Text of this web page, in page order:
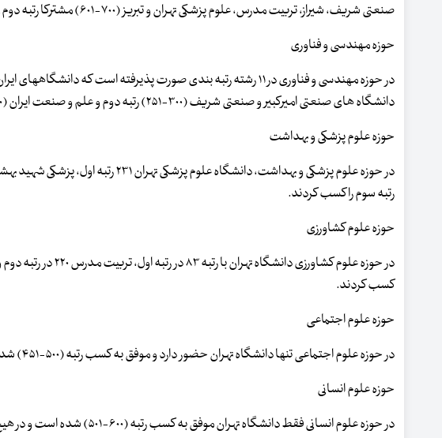
صنعتی شریف، شیراز، تربیت مدرس، علوم پزشکی تهران و تبریز (۷۰۰-۶۰۱) مشترکا رتبه دوم را کسب کردند.
حوزه مهندسی و فناوری
دانشگاه های صنعتی امیرکبیر و صنعتی شریف (۳۰۰-۲۵۱) رتبه دوم و علم و صنعت ایران (۳۵۰-۳۰۱) رتبه چهارم را کسب کردند.
حوزه علوم پزشکی و بهداشت
رتبه سوم را کسب کردند.
حوزه علوم کشاورزی
کسب کردند.
حوزه علوم اجتماعی
در حوزه علوم اجتماعی تنها دانشگاه تهران حضور دارد و موفق به کسب رتبه (۵۰۰-۴۵۱) شد.
حوزه علوم انسانی
در حوزه علوم انسانی فقط دانشگاه تهران موفق به کسب رتبه (۶۰۰-۵۰۱) شده است و در هیچ کدام از رشته های این حوزه دانشگاهی از ایران حضور ندارد.